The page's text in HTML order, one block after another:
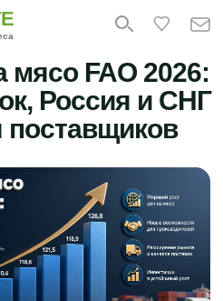
мясо FAO 2026:
Россия и СНГ